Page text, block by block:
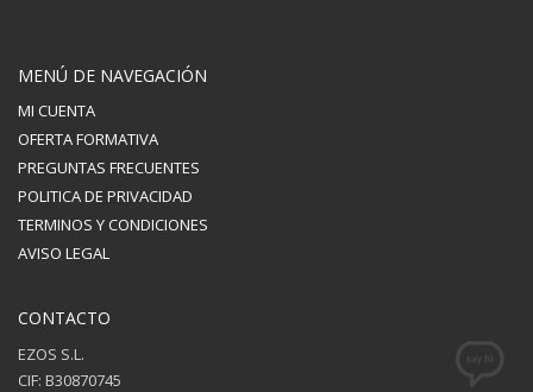
MENÚ DE NAVEGACIÓN
MI CUENTA
OFERTA FORMATIVA
PREGUNTAS FRECUENTES
POLITICA DE PRIVACIDAD
TERMINOS Y CONDICIONES
AVISO LEGAL
CONTACTO
EZOS S.L.
CIF: B30870745